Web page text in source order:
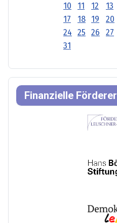
10
11 12 13
17
18 19 20
24
25 26 27
31
Finanzielle Förderer